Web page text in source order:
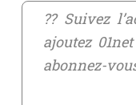
?? Suivez
ajoutez
abonnez-